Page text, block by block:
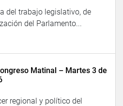
del trabajo legislativo, de
del Parlamento...
Matinal – Martes 3 de
regional y político del